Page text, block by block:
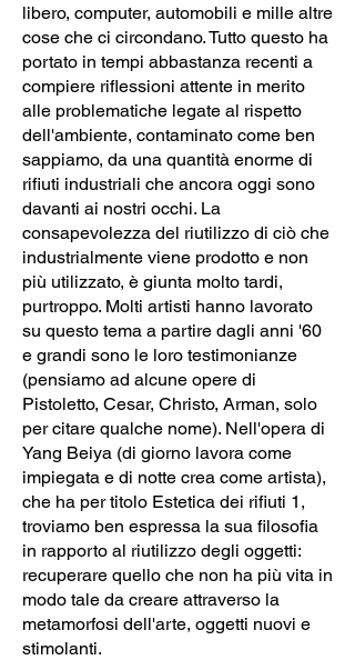
libero, computer, automobili e mille altre
cose che ci circondano. Tutto questo ha
portato in tempi abbastanza recenti a
compiere riflessioni attente in merito
alle problematiche legate al rispetto
dell'ambiente, contaminato come ben
sappiamo, da una quantità enorme di
rifiuti industriali che ancora oggi sono
davanti ai nostri occhi. La
consapevolezza del riutilizzo di ciò che
industrialmente viene prodotto e non
più utilizzato, è giunta molto tardi,
purtroppo. Molti artisti hanno lavorato
su questo tema a partire dagli anni '60
e grandi sono le loro testimonianze
(pensiamo ad alcune opere di
Pistoletto, Cesar, Christo, Arman, solo
per citare qualche nome). Nell'opera di
Yang Beiya (di giorno lavora come
impiegata e di notte crea come artista),
che ha per titolo Estetica dei rifiuti 1,
troviamo ben espressa la sua filosofia
in rapporto al riutilizzo degli oggetti:
recuperare quello che non ha più vita in
modo tale da creare attraverso la
metamorfosi dell'arte, oggetti nuovi e
stimolanti.